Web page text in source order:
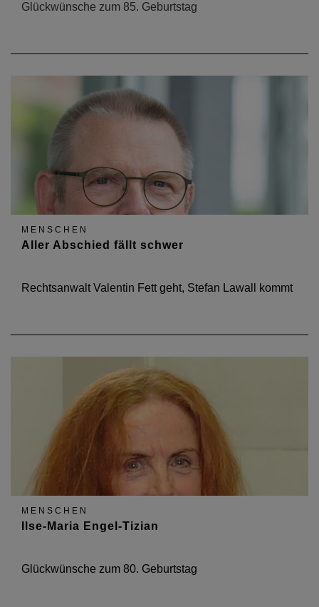
Glückwünsche zum 85. Geburtstag
MENSCHEN
Aller Abschied fällt schwer
Rechtsanwalt Valentin Fett geht, Stefan Lawall kommt
MENSCHEN
Ilse-Maria Engel-Tizian
Glückwünsche zum 80. Geburtstag